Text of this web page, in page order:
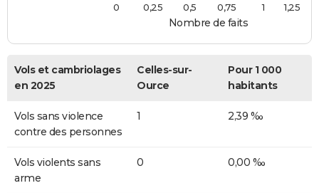
Nombre de faits
0
1
0,25 0,5 0,75 1,25
Vols et cambriolages
en 2025
Celles-sur-
Ource
Pour 1 000
habitants
Vols sans violence
contre des personnes
1 2,39 ‰
Vols violents sans
arme
0 0,00 ‰